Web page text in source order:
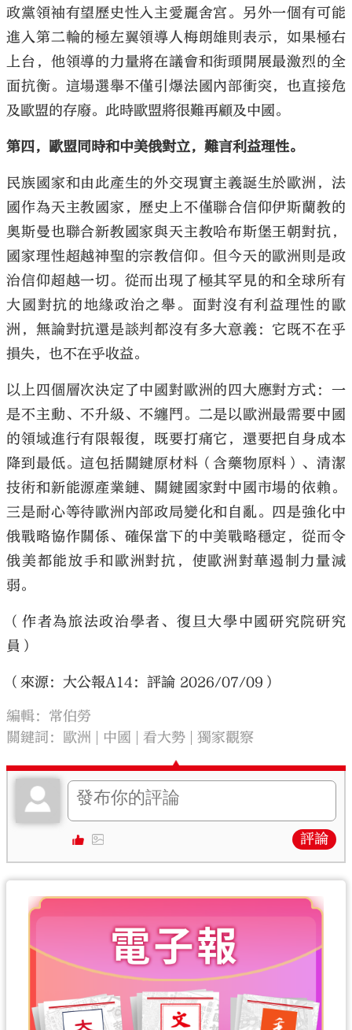
政黨領袖有望歷史性入主愛麗舍宮。另外一個有可能
進入第二輪的極左翼領導人梅朗雄則表示，如果極右
上台，他領導的力量將在議會和街頭開展最激烈的全
面抗衡。這場選舉不僅引爆法國內部衝突，也直接危
及歐盟的存廢。此時歐盟將很難再顧及中國。
第四，歐盟同時和中美俄對立，難言利益理性。
民族國家和由此產生的外交現實主義誕生於歐洲，法
國作為天主教國家，歷史上不僅聯合信仰伊斯蘭教的
奧斯曼也聯合新教國家與天主教哈布斯堡王朝對抗，
國家理性超越神聖的宗教信仰。但今天的歐洲則是政
治信仰超越一切。從而出現了極其罕見的和全球所有
大國對抗的地緣政治之舉。面對沒有利益理性的歐
洲，無論對抗還是談判都沒有多大意義：它既不在乎
損失，也不在乎收益。
以上四個層次決定了中國對歐洲的四大應對方式：一
是不主動、不升級、不纏鬥。二是以歐洲最需要中國
的領域進行有限報復，既要打痛它，還要把自身成本
降到最低。這包括關鍵原材料（含藥物原料）、清潔
技術和新能源產業鏈、關鍵國家對中國市場的依賴。
三是耐心等待歐洲內部政局變化和自亂。四是強化中
俄戰略協作關係、確保當下的中美戰略穩定，從而令
俄美都能放手和歐洲對抗，使歐洲對華遏制力量減
弱。
（作者為旅法政治學者、復旦大學中國研究院研究
員）
（來源：大公報A14：評論 2026/07/09）
編輯：常伯勞
關鍵詞：
歐洲 中國 看大勢 獨家觀察
評論